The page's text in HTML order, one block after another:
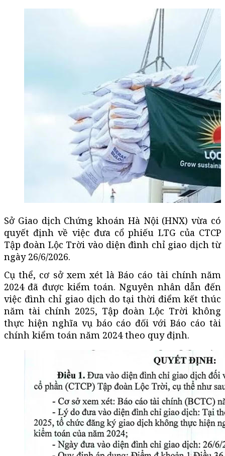
Sở Giao dịch Chứng khoán Hà Nội (HNX) vừa có
quyết định về việc đưa cổ phiếu LTG của CTCP
Tập đoàn Lộc Trời vào diện đình chỉ giao dịch từ
ngày 26/6/2026.
Cụ thể, cơ sở xem xét là Báo cáo tài chính năm
2024 đã được kiểm toán. Nguyên nhân dẫn đến
việc đình chỉ giao dịch do tại thời điểm kết thúc
năm tài chính 2025, Tập đoàn Lộc Trời không
thực hiện nghĩa vụ báo cáo đối với Báo cáo tài
chính kiểm toán năm 2024 theo quy định.